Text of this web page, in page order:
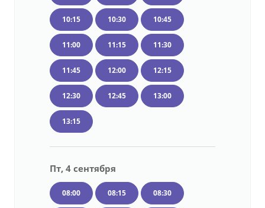
10:15 10:30 10:45
11:00 11:15 11:30
11:45 12:00 12:15
12:30 12:45 13:00
13:15
Пт, 4 сентября
08:00 08:15 08:30